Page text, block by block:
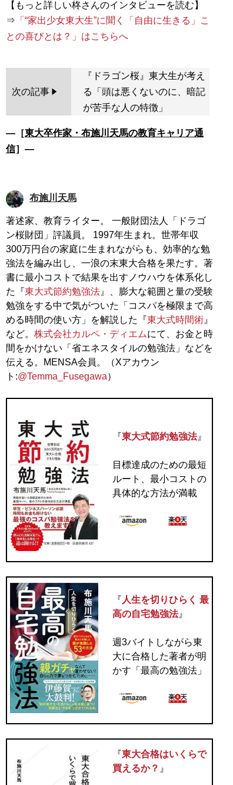
【もっと詳しい柊さんのインタビューを読む】
⇒ 「“家出少女東大生”に聞く「自由に生きる」こ
との喜びとは？」はこちらへ
次の記事
『ドラゴン桜』東大生が考え
る「頭は悪くないのに、暗記
が苦手な人の特徴」
―［東大卒作家・布施川天馬の教育キャリア通
信］―
布施川天馬
著述家、教育ライター。 一般財団法人「ドラゴ
ン桜財団」評議員。 1997年生まれ。世帯年収
300万円台の家庭に生まれながらも、効率的な勉
強法を編み出し、一浪の末東大合格を果たす。著
書に最小コストで結果を出すノウハウを体系化し
た『 東大式節約勉強法』、膨大な範囲と量の受験
勉強をする中で気がついた「コスパを極限まで高
める時間の使い方」を解説した『 東大式時間術』
など。 株式会社カルペ・ディエムにて、お金と時
間をかけない「省エネスタイルの勉強法」などを
伝える。MENSA会員。（Xアカウン
ト:@Temma_Fusegawa）
『 東大式節約勉強法』
目標達成のための最短
ルート、最小コストの
具体的な方法が満載
『 人生を切りひらく 最
高の自宅勉強法』
週3バイトしながら東
大に合格した著者が明
かす「最高の勉強法」
『 東大合格はいくらで
買えるか？ 』